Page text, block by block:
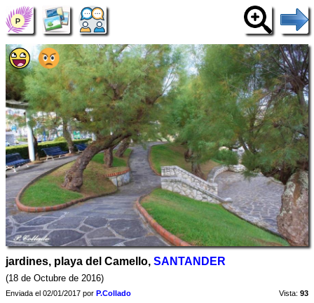
jardines, playa del Camello, SANTANDER
(18 de Octubre de 2016)
Enviada el 02/01/2017 por P.Collado Vista: 93